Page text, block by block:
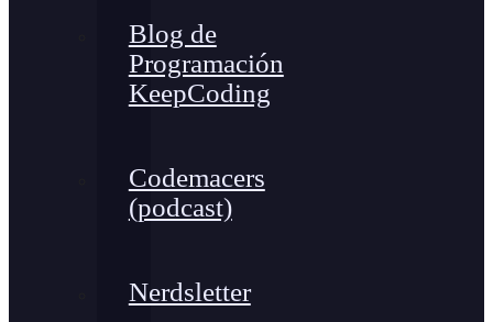
Blog de
Programación
KeepCoding
Codemacers
(podcast)
Nerdsletter